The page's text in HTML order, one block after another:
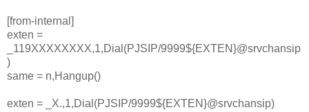
[from-internal]
exten =
_119XXXXXXXX,1,Dial(PJSIP/9999${EXTEN}@srvchansip
)
same = n,Hangup()
exten = _X.,1,Dial(PJSIP/9999${EXTEN}@srvchansip)